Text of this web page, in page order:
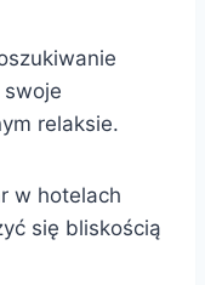
swoje
relaksie.
w hotelach
się bliskością